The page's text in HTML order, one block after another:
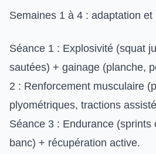
Semaines 1 à 4 : adaptation
Séance 1 : Explosivité (squat
sautées) + gainage (planche,
2 : Renforcement musculaire
plyométriques, tractions
Séance 3 : Endurance (sprints
banc) + récupération active.